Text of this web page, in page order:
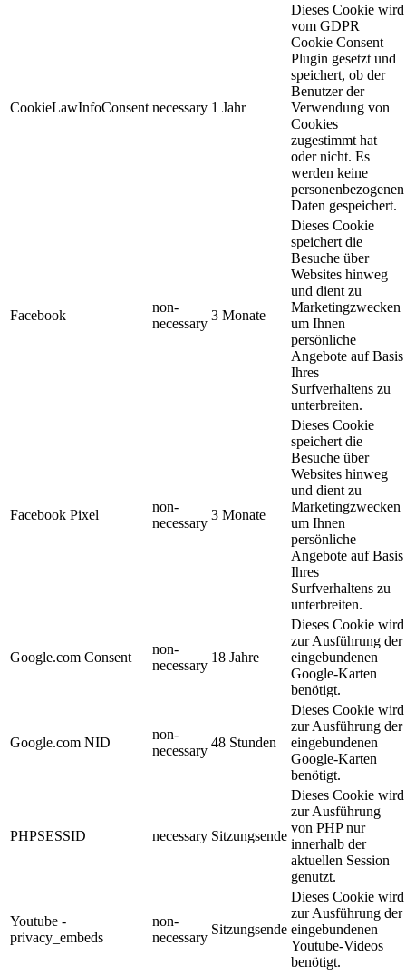
CookieLawInfoConsent necessary 1 Jahr
Dieses Cookie wird
vom GDPR
Cookie Consent
Plugin gesetzt und
speichert, ob der
Benutzer der
Verwendung von
Cookies
zugestimmt hat
oder nicht. Es
werden keine
personenbezogenen
Daten gespeichert.
Facebook
non-
necessary
3 Monate
Dieses Cookie
speichert die
Besuche über
Websites hinweg
und dient zu
Marketingzwecken
um Ihnen
persönliche
Angebote auf Basis
Ihres
Surfverhaltens zu
unterbreiten.
Facebook Pixel
non-
necessary
3 Monate
Dieses Cookie
speichert die
Besuche über
Websites hinweg
und dient zu
Marketingzwecken
um Ihnen
persönliche
Angebote auf Basis
Ihres
Surfverhaltens zu
unterbreiten.
Google.com Consent
non-
necessary
18 Jahre
Dieses Cookie wird
zur Ausführung der
eingebundenen
Google-Karten
benötigt.
Google.com NID
non-
necessary
48 Stunden
Dieses Cookie wird
zur Ausführung der
eingebundenen
Google-Karten
benötigt.
PHPSESSID necessary Sitzungsende
Dieses Cookie wird
zur Ausführung
von PHP nur
innerhalb der
aktuellen Session
genutzt.
Youtube -
privacy_embeds
non-
necessary
Sitzungsende
Dieses Cookie wird
zur Ausführung der
eingebundenen
Youtube-Videos
benötigt.